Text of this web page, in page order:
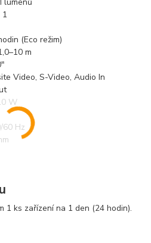
1
(Eco režim)
m
Video, S-Video, Audio In
W
60 Hz
1 ks zařízení na 1 den (24 hodin).